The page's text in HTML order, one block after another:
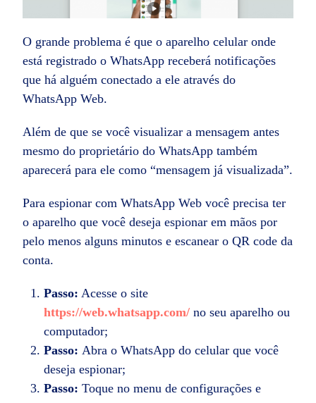
O grande problema é que o aparelho celular onde
está registrado o WhatsApp receberá notificações
que há alguém conectado a ele através do
WhatsApp Web.
Além de que se você visualizar a mensagem antes
mesmo do proprietário do WhatsApp também
aparecerá para ele como “mensagem já visualizada”.
Para espionar com WhatsApp Web você precisa ter
o aparelho que você deseja espionar em mãos por
pelo menos alguns minutos e escanear o QR code da
conta.
Passo: Acesse o site
https://web.whatsapp.com/ no seu aparelho ou
computador;
Passo:Abra o WhatsApp do celular que você
deseja espionar;
Passo:Toque no menu de configurações e